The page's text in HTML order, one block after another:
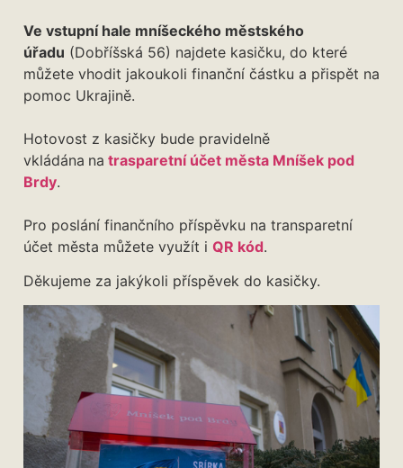
Ve vstupní hale mníšeckého městského
úřadu (Dobříšská 56) najdete kasičku, do které
můžete vhodit jakoukoli finanční částku a přispět na
pomoc Ukrajině.
Hotovost z kasičky bude pravidelně
vkládána na trasparetní účet města Mníšek pod
Brdy.
Pro poslání finančního příspěvku na transparetní
účet města můžete využít i QR kód.
Děkujeme za jakýkoli příspěvek do kasičky.